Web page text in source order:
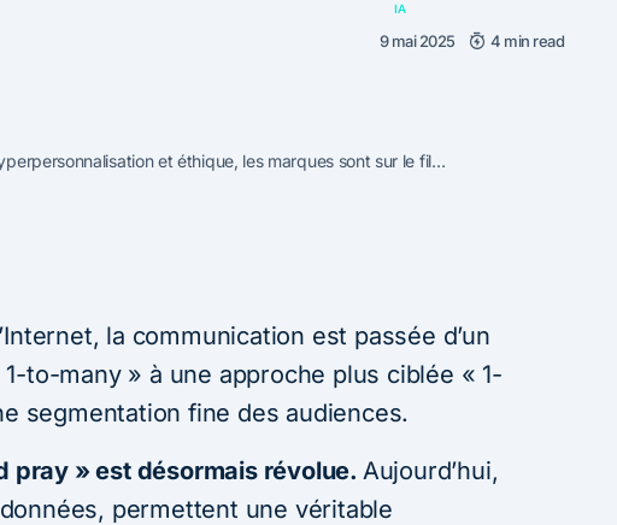
IA
9 mai 2025 4 min read
et éthique, les marques sont sur le fil…
la communication est passée d’un
to-many » à une approche plus ciblée « 1-
segmentation fine des audiences.
pray » est désormais révolue. Aujourd’hui,
données, permettent une véritable